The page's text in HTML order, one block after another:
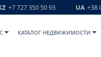
+7 727 350 50 93 UA +38
КАТАЛОГ НЕДВИЖИМОСТИ